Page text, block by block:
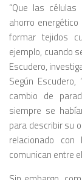
“Que las
ahorro
formar tejidos
ejemplo, cuando
Escudero,
Según
cambio de
siempre se
para describir su
relacionado
comunican entre